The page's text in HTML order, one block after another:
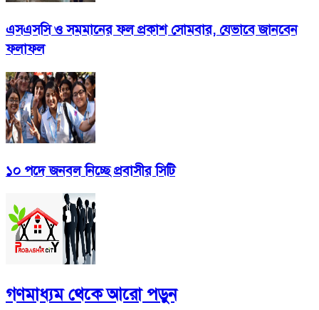
এসএসসি ও সমমানের ফল প্রকাশ সোমবার, যেভাবে জানবেন
ফলাফল
১০ পদে জনবল নিচ্ছে প্রবাসীর সিটি
গণমাধ্যমথেকে আরো পড়ুন